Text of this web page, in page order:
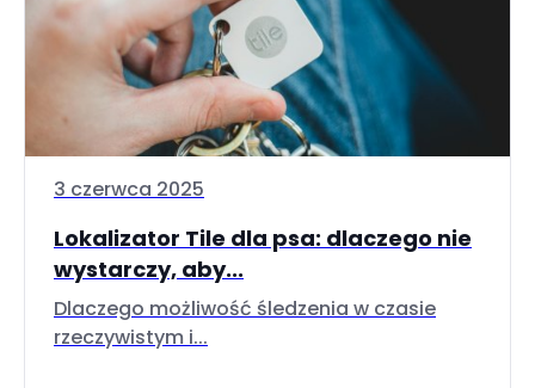
3 czerwca 2025
Lokalizator Tile dla psa: dlaczego nie
wystarczy, aby...
Dlaczego możliwość śledzenia w czasie
rzeczywistym i...